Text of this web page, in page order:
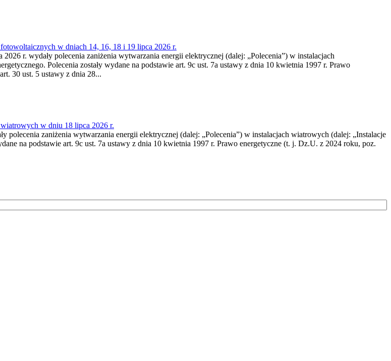
w dniach 14, 16, 18 i 19 lipca 2026 r.
r. wydały polecenia zaniżenia wytwarzania energii elektrycznej (dalej: „Polecenia”) w instalacjach
Polecenia zostały wydane na podstawie art. 9c ust. 7a ustawy z dnia 10 kwietnia 1997 r. Prawo
30 ust. 5 ustawy z dnia 28...
w dniu 18 lipca 2026 r.
zaniżenia wytwarzania energii elektrycznej (dalej: „Polecenia”) w instalacjach wiatrowych (dalej: „Instalacje
na podstawie art. 9c ust. 7a ustawy z dnia 10 kwietnia 1997 r. Prawo energetyczne (t. j. Dz.U. z 2024 roku, poz.